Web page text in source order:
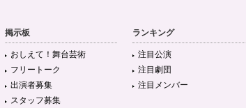
掲示板
おしえて！舞台芸術
フリートーク
出演者募集
スタッフ募集
ランキング
注目公演
注目劇団
注目メンバー